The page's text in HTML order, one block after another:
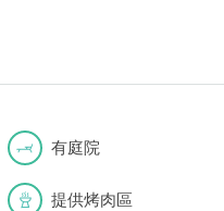
有庭院
提供烤肉區